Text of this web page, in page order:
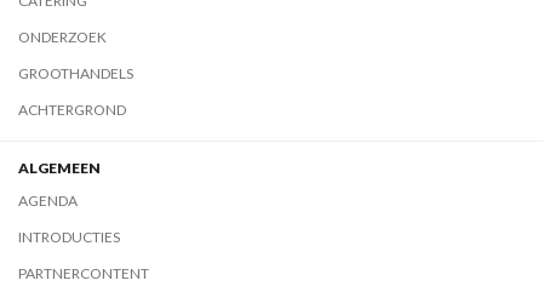
ONDERZOEK
GROOTHANDELS
ACHTERGROND
ALGEMEEN
AGENDA
INTRODUCTIES
PARTNERCONTENT